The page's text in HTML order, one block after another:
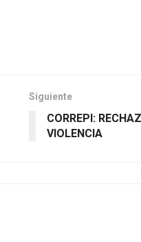
Siguiente
CORREPI:
VIOLENCIA